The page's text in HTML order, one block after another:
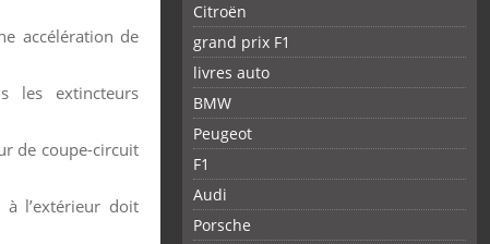
accélération de
les extincteurs
de coupe-circuit
à l’extérieur doit
Citroën
grand prix F1
livres auto
BMW
Peugeot
F1
Audi
Porsche